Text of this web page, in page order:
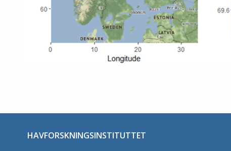
HAVFORSKNINGSINSTITUTTET